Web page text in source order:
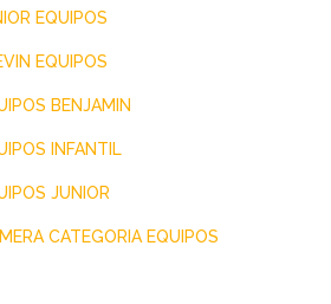
EQUIPOS
EQUIPOS
BENJAMIN
INFANTIL
JUNIOR
CATEGORIA EQUIPOS